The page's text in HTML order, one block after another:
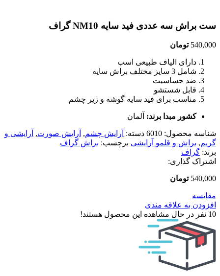
ست براش سه عددی فید سایه NM10 گراف
540,000 تومان
دارای الیاف طبیعی اسب
شامل 3 سایز مختلف براش سایه
ضد حساسیت
قابل شستشو
مناسب برای فید سایه گوشه و زیر چشم
کشور مبدا برند: آلمان
شناسه محصول: 6010 دسته: آرایش چشم, آرایش صورت, آرایشی و
گریم, براش و قلمو آرایشی برچسب: براش گراف
برند: گراف
اشتراک گذاری:
540,000 تومان
مقایسه
افزودن به علاقه مندی
10 نفر در حال مشاهده این محصول هستند!